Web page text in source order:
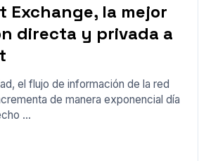
Exchange, la mejor
directa y privada a
el flujo de información de la red
de manera exponencial día
...